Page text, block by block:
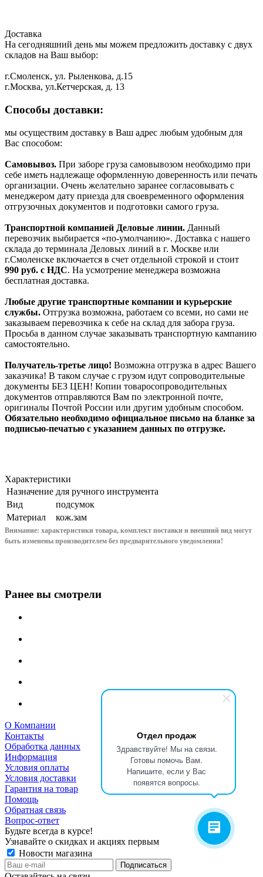
Отдел продаж
Здравствуйте! Мы на связи.
Готовы помочь Вам.
Напишите, если у Вас
появятся вопросы.
Доставка
На сегодняшний день мы можем предложить доставку с двух
складов на Ваш выбор:
г.Смоленск, ул. Рыленкова, д.15
г.Москва, ул.Кетчерская, д. 13
Способы доставки:
мы осуществим доставку в Ваш адрес любым удобным для
Вас способом:
Самовывоз. При заборе груза самовывозом необходимо при
себе иметь надлежаще оформленную доверенность или печать
организации. Очень желательно заранее согласовывать с
менеджером дату приезда для своевременного оформления
отгрузочных документов и подготовки самого груза.
Транспортной компанией Деловые линии. Данный
перевозчик выбирается «по-умолчанию». Доставка с нашего
склада до терминала Деловых линий в г. Москве или
г.Смоленске включается в счет отдельной строкой и стоит
990 руб. с НДС. На усмотрение менеджера возможна
бесплатная доставка.
Любые другие транспортные компании и курьерские
службы. Отгрузка возможна, работаем со всеми, но сами не
заказываем перевозчика к себе на склад для забора груза.
Просьба в данном случае заказывать транспортную кампанию
самостоятельно.
Получатель-третье лицо! Возможна отгрузка в адрес Вашего
заказчика! В таком случае с грузом идут сопроводительные
документы БЕЗ ЦЕН! Копии товаросопроводительных
документов отправляются Вам по электронной почте,
оригиналы Почтой России или другим удобным способом.
Обязательно необходимо официальное письмо на бланке за
подписью-печатью с указанием данных по отгрузке.
Характеристики
Назначение для ручного инструмента
Вид
подсумок
Материал
кож.зам
Внимание: характеристики товара, комплект поставки и внешний вид могут
быть изменены производителем без предварительного уведомления!
Ранее вы смотрели
О Компании
Контакты
Обработка данных
Информация
Условия оплаты
Условия доставки
Гарантия на товар
Помощь
Обратная связь
Вопрос-ответ
Будьте всегда в курсе!
Узнавайте о скидках и акциях первым
Новости магазина